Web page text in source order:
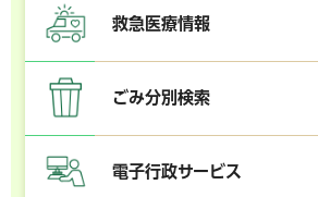
救急医療情報
ごみ分別検索
電子行政サービス